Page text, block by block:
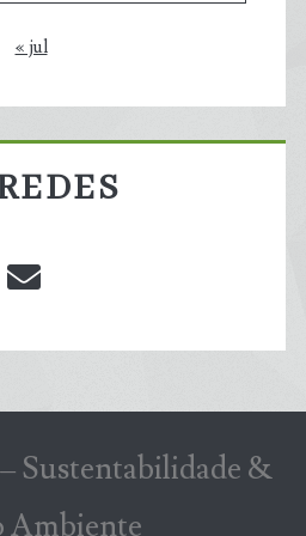
« jul
Sustentabilidade &
Ambiente